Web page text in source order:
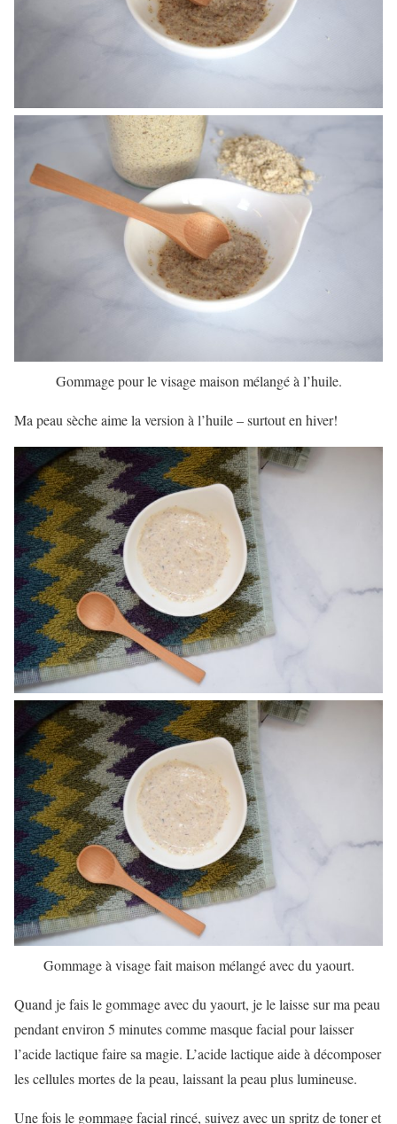
Gommage pour le visage maison mélangé à l’huile.
Ma peau sèche aime la version à l’huile – surtout en hiver!
Gommage à visage fait maison mélangé avec du yaourt.
Quand je fais le gommage avec du yaourt, je le laisse sur ma peau
pendant environ 5 minutes comme masque facial pour laisser
l’acide lactique faire sa magie. L’acide lactique aide à décomposer
les cellules mortes de la peau, laissant la peau plus lumineuse.
Une fois le gommage facial rincé, suivez avec un spritz de toner et